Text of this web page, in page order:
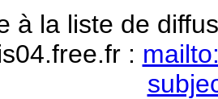
à la liste de
: